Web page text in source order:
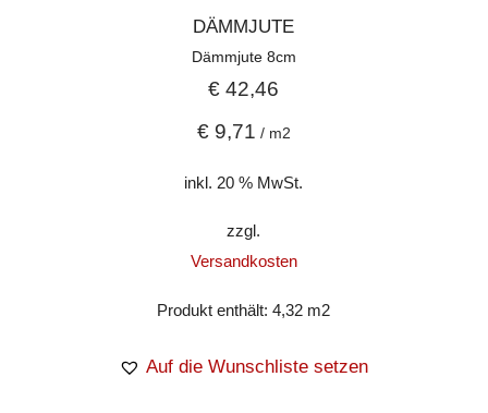
DÄMMJUTE
Dämmjute 8cm
€ 42,46
€9,71 / m2
inkl. 20 % MwSt.
zzgl.
Versandkosten
Produkt enthält: 4,32 m2
Auf die Wunschliste setzen